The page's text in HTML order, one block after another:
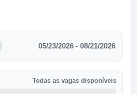
05/23/2026 - 08/21/2026
Todas as vagas disponíveis